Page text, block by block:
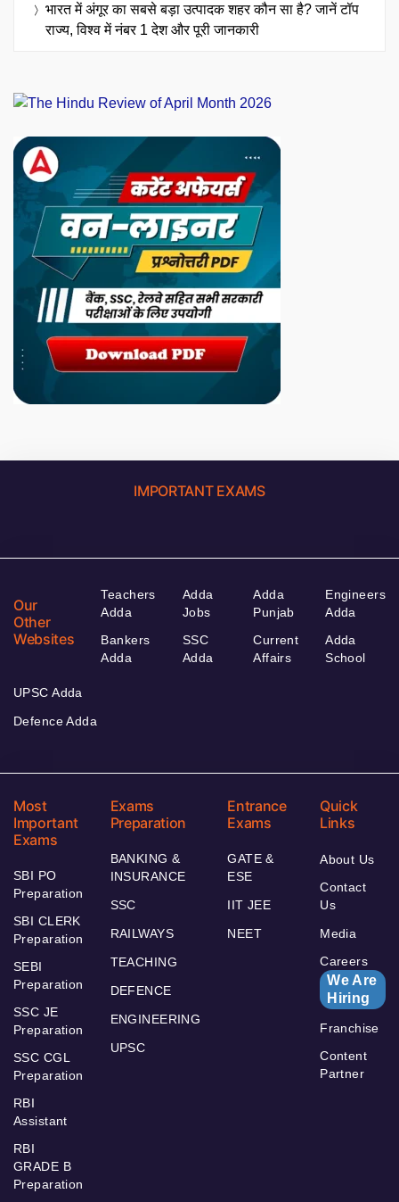
भारत में अंगूर का सबसे बड़ा उत्पादक शहर कौन सा है? जानें टॉप
राज्य, विश्व में नंबर 1 देश और पूरी जानकारी
IMPORTANT EXAMS
Our
Other
Websites
Teachers
Adda
Bankers
Adda
Adda
Jobs
SSC
Adda
Adda
Punjab
Current
Affairs
Engineers
Adda
Adda
School
UPSC Adda
Defence Adda
Most
Important
Exams
SBI PO
Preparation
SBI CLERK
Preparation
SEBI
Preparation
SSC JE
Preparation
SSC CGL
Preparation
RBI
Assistant
RBI
GRADE B
Preparation
Exams
Preparation
BANKING &
INSURANCE
SSC
RAILWAYS
TEACHING
DEFENCE
ENGINEERING
UPSC
Entrance
Exams
GATE &
ESE
IIT JEE
NEET
Quick
Links
About Us
Contact
Us
Media
Careers
We Are
Hiring
Franchise
Content
Partner